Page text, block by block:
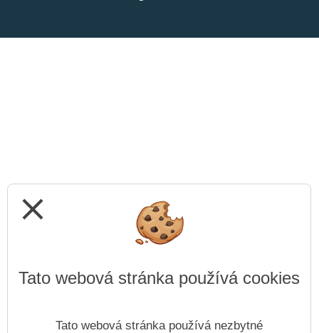
close
Tato webová stránka používá cookies
Tato webová stránka používá nezbytné